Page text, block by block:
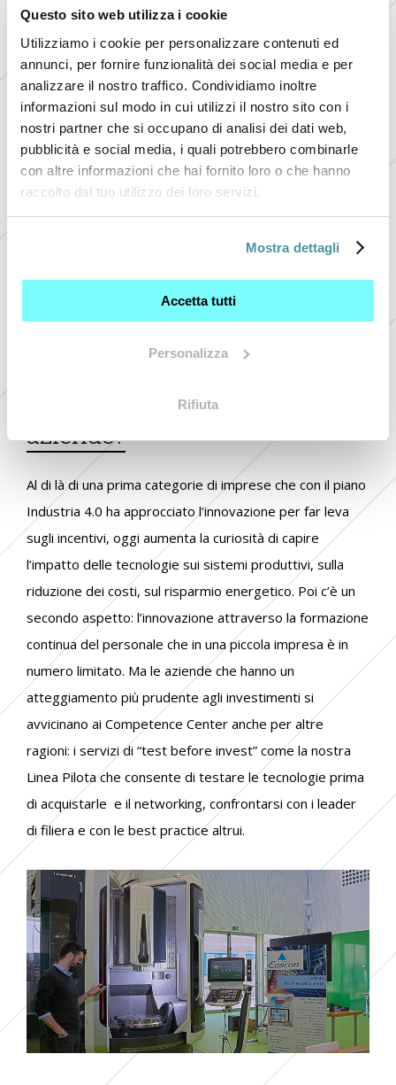
Questo sito web utilizza i cookie
Utilizziamo i cookie per personalizzare contenuti ed
annunci, per fornire funzionalità dei social media e per
analizzare il nostro traffico. Condividiamo inoltre
informazioni sul modo in cui utilizzi il nostro sito con i
nostri partner che si occupano di analisi dei dati web,
pubblicità e social media, i quali potrebbero combinarle
con altre informazioni che hai fornito loro o che hanno
raccolto dal tuo utilizzo dei loro servizi.
Mostra dettagli
Accetta tutti
Personalizza
Rifiuta
calcolo del Paese.
Innovazione: cos’è per le
aziende?
Al di là di una prima categorie di imprese che con il piano
Industria 4.0 ha approcciato l’innovazione per far leva
sugli incentivi, oggi aumenta la curiosità di capire
l’impatto delle tecnologie sui sistemi produttivi, sulla
riduzione dei costi, sul risparmio energetico. Poi c’è un
secondo aspetto: l’innovazione attraverso la formazione
continua del personale che in una piccola impresa è in
numero limitato. Ma le aziende che hanno un
atteggiamento più prudente agli investimenti si
avvicinano ai Competence Center anche per altre
ragioni: i servizi di “test before invest” come la nostra
Linea Pilota che consente di testare le tecnologie prima
di acquistarle e il networking, confrontarsi con i leader
di filiera e con le best practice altrui.